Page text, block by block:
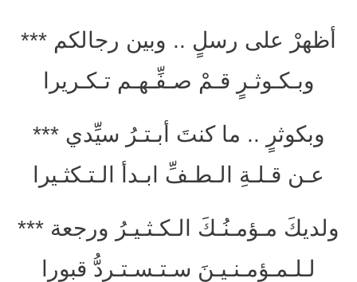
أظهرْ على رسلٍ .. وبين رجالكم ***
وبـكـوثـرٍ قـمْ صـفِّـهـم تـكـريرا
وبكوثرٍ .. ما كنتَ أبـتـرُ سيِّدي ***
عـن قـلـةِ الـطـفِّ ابـدأ الـتـكثـيرا
ولديكَ مـؤمـنُـكَ الـكـثـيـرُ ورجعة ***
لـلـمـؤمـنـيـنَ سـتـسـتـردُّ قبورا